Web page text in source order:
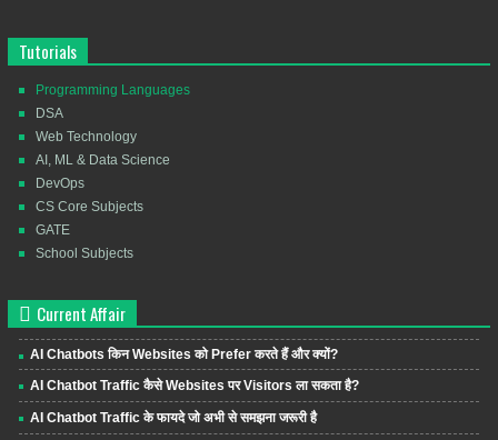
Tutorials
Programming Languages
DSA
Web Technology
AI, ML & Data Science
DevOps
CS Core Subjects
GATE
School Subjects
Current Affair
AI Chatbots किन Websites को Prefer करते हैं और क्यों?
AI Chatbot Traffic कैसे Websites पर Visitors ला सकता है?
AI Chatbot Traffic के फायदे जो अभी से समझना जरूरी है